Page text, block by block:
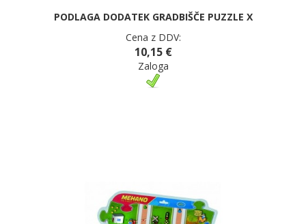
PODLAGA DODATEK GRADBIŠČE PUZZLE X
Cena z DDV:
10,15 €
Zaloga